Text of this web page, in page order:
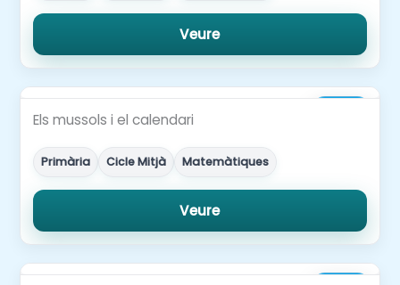
Veure
Els mussols i el calendari
Primària Cicle Mitjà Matemàtiques
Veure